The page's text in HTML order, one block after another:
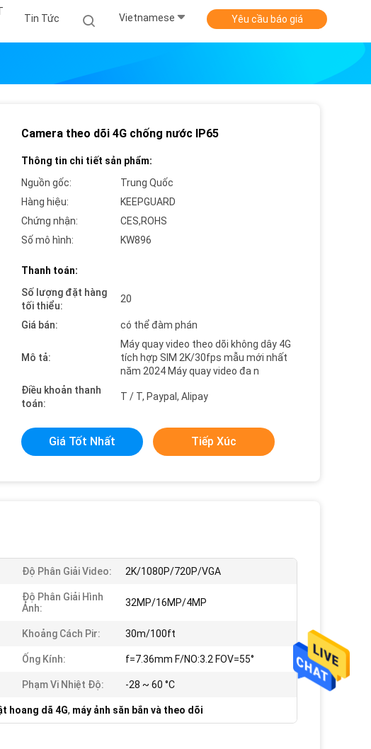
Tin Tức Vietnamese Yêu cầu báo giá
Camera theo dõi 4G chống nước IP65
Thông tin chi tiết sản phẩm:
Nguồn gốc:
Trung Quốc
Hàng hiệu:
KEEPGUARD
Chứng nhận:
CES,ROHS
Số mô hình:
KW896
Thanh toán:
Số lượng đặt hàng
tối thiểu:
20
Giá bán: có thể đàm phán
Mô tả:
Máy quay video theo dõi không dây 4G
tích hợp SIM 2K/30fps mẫu mới nhất
năm 2024 Máy quay video đa n
Điều khoản thanh
toán:
T / T, Paypal, Alipay
Giá Tốt Nhất Tiếp Xúc
Độ Phân Giải Video: 2K/1080P/720P/VGA
Độ Phân Giải Hình
Ảnh:
32MP/16MP/4MP
Khoảng Cách Pir: 30m/100ft
Ống Kính: f=7.36mm F/NO:3.2 FOV=55°
Phạm Vi Nhiệt Độ: -28 ~ 60 °C
hoang dã 4G, máy ảnh săn bắn và theo dõi